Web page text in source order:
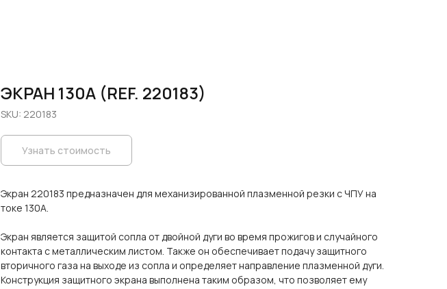
ЭКРАН 130A (REF. 220183)
SKU: 220183
Узнать стоимость
Экран 220183 предназначен для механизированной плазменной резки с ЧПУ на
токе 130А.
Экран является защитой сопла от двойной дуги во время прожигов и случайного
контакта с металлическим листом. Также он обеспечивает подачу защитного
вторичного газа на выходе из сопла и определяет направление плазменной дуги.
Конструкция защитного экрана выполнена таким образом, что позволяет ему